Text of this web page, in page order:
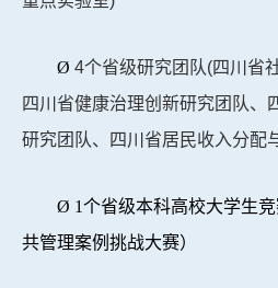
Ø 4个省级研究团队(四川省
四川省健康治理创新研究团队、
研究团队、四川省居民收入分配
Ø 1个省级本科高校大学生
共管理案例挑战大赛）